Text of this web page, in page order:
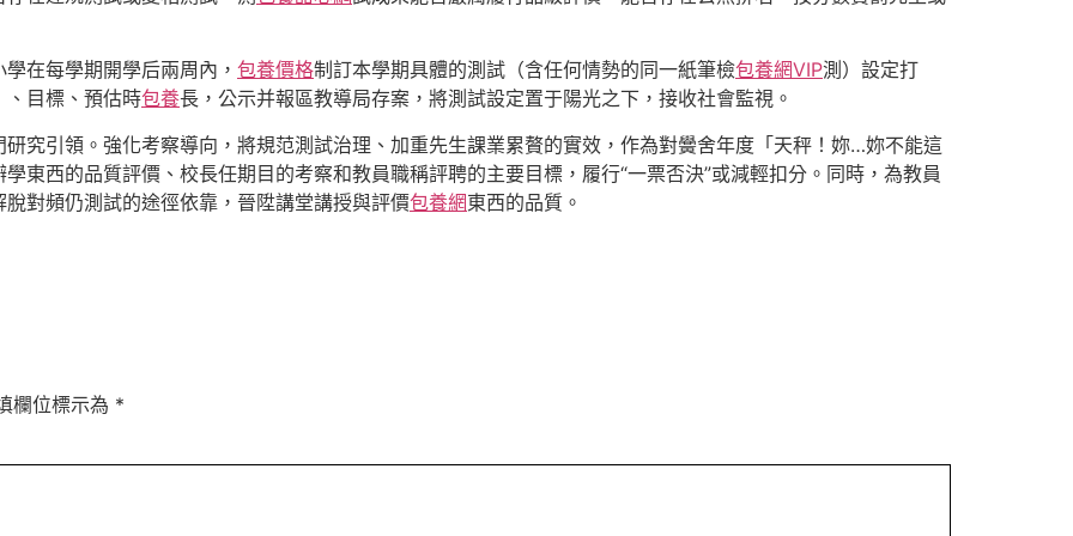
在每學期開學后兩周內， 包養價格制訂本學期具體的測試（含任何情勢的同一紙筆檢包養網VIP測）設定打
、目標、預估時包養長，公示并報區教導局存案，將測試設定置于陽光之下，接收社會監視。
究引領。強化考察導向，將規范測試治理、加重先生課業累贅的實效，作為對黌舍年度「天秤！妳…妳不能這
東西的品質評價、校長任期目的考察和教員職稱評聘的主要目標，履行“一票否決”或減輕扣分。同時，為教員
對頻仍測試的途徑依靠，晉陞講堂講授與評價包養網東西的品質。
欄位標示為 *